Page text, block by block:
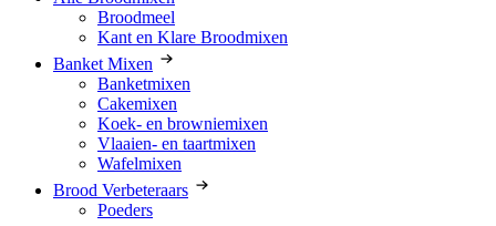
Broodmeel
Kant en Klare Broodmixen
Banket Mixen
Banketmixen
Cakemixen
Koek- en browniemixen
Vlaaien- en taartmixen
Wafelmixen
Brood Verbeteraars
Poeders